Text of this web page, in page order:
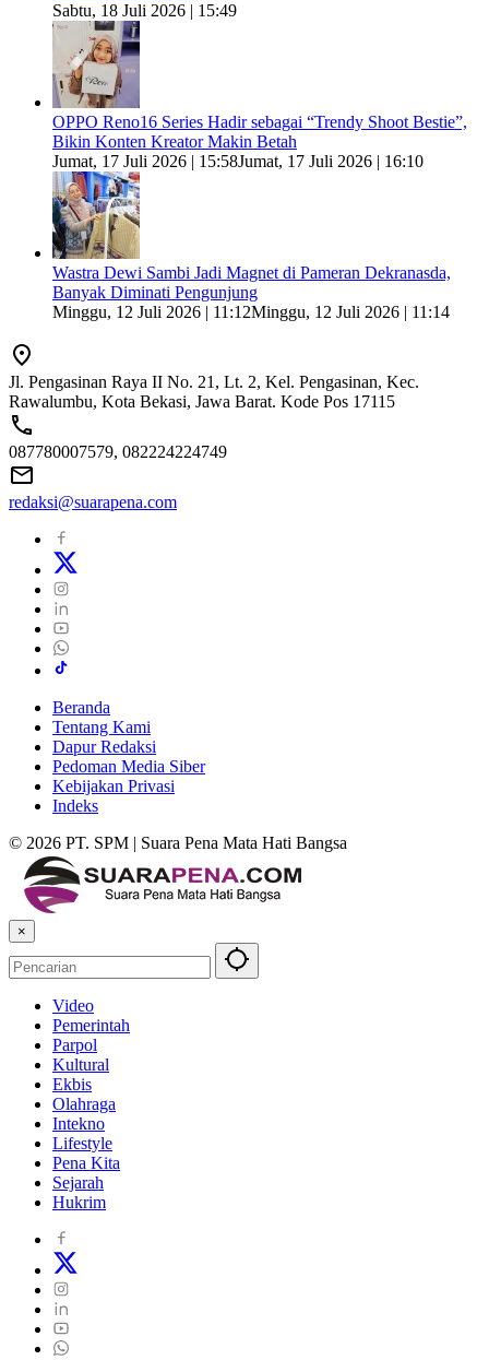
Sabtu, 18 Juli 2026 | 15:49
OPPO Reno16 Series Hadir sebagai “Trendy Shoot Bestie”,
Bikin Konten Kreator Makin Betah
Jumat, 17 Juli 2026 | 15:58Jumat, 17 Juli 2026 | 16:10
Wastra Dewi Sambi Jadi Magnet di Pameran Dekranasda,
Banyak Diminati Pengunjung
Minggu, 12 Juli 2026 | 11:12Minggu, 12 Juli 2026 | 11:14
Jl. Pengasinan Raya II No. 21, Lt. 2, Kel. Pengasinan, Kec.
Rawalumbu, Kota Bekasi, Jawa Barat. Kode Pos 17115
087780007579, 082224224749
redaksi@suarapena.com
Beranda
Tentang Kami
Dapur Redaksi
Pedoman Media Siber
Kebijakan Privasi
Indeks
© 2026 PT. SPM | Suara Pena Mata Hati Bangsa
×
Video
Pemerintah
Parpol
Kultural
Ekbis
Olahraga
Intekno
Lifestyle
Pena Kita
Sejarah
Hukrim